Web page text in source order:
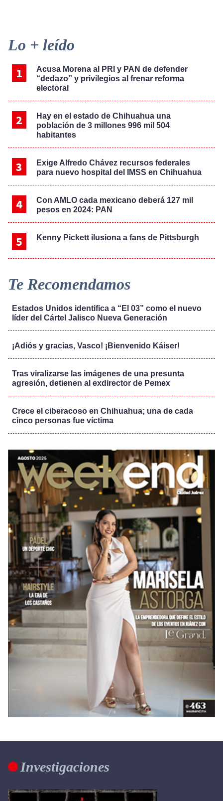
Primary
Sidebar
Lo + leído
Acusa Morena al PRI y PAN de defender
“dedazo” y privilegios al frenar reforma
electoral
Hay en el estado de Chihuahua una
población de 3 millones 996 mil 504
habitantes
Exige Alfredo Chávez recursos federales
para nuevo hospital del IMSS en Chihuahua
Con AMLO cada mexicano deberá 127 mil
pesos en 2024: PAN
Kenny Pickett ilusiona a fans de Pittsburgh
Te Recomendamos
Estados Unidos identifica a “El 03” como el nuevo
líder del Cártel Jalisco Nueva Generación
¡Adiós y gracias, Vasco! ¡Bienvenido Káiser!
Tras viralizarse las imágenes de una presunta
agresión, detienen al exdirector de Pemex
Crece el ciberacoso en Chihuahua; una de cada
cinco personas fue víctima
Investigaciones